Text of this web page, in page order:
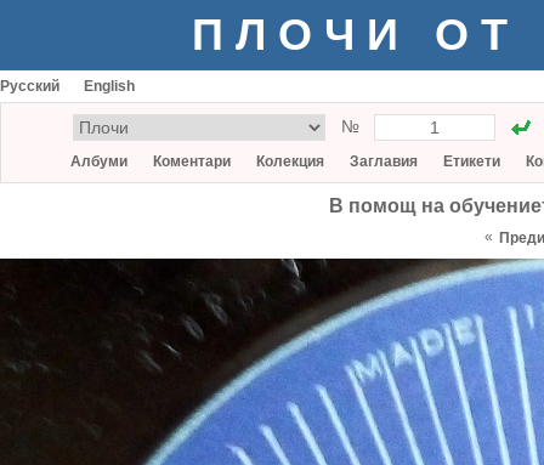
ПЛОЧИ ОТ
Русский English
№
Албуми Коментари Колекция Заглавия Етикети
В помощ на
«